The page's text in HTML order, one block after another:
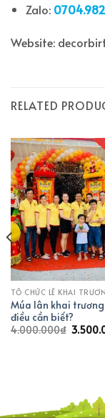
Zalo:
Website:
RELATED
TỔ CHỨC LỄ KHAI
Múa lân khai
điều cần biết?
4.000.000₫